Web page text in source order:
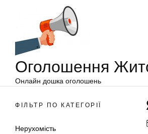
Оголошення
Онлайн дошка оголошень
ФІЛЬТР ПО КАТЕГОРІЇ
Нерухомість